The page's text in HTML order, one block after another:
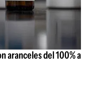
aranceles del 100% a